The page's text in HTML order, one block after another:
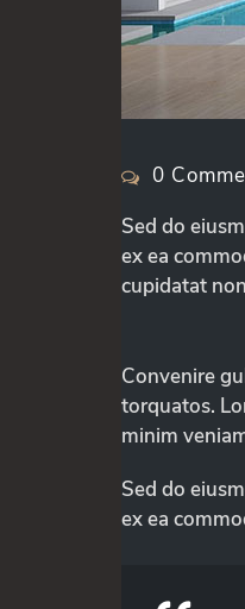
0
Sed do
ex ea
cupidatat
Convenire
torquatos.
minim
Sed do
ex ea